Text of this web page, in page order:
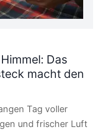
Das
macht den
Tag voller
und frischer Luft